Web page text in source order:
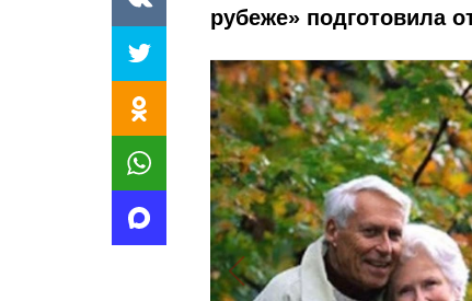
рубеже» подготовила